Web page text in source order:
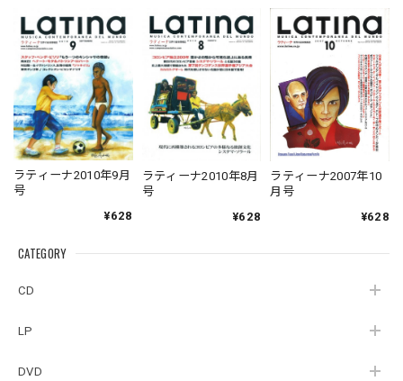
CATEGORY
CD
LP
DVD
ラティーナ2010年9月
号
¥628
ラティーナ2010年8月
号
¥628
ラティーナ2007年10
月号
¥628